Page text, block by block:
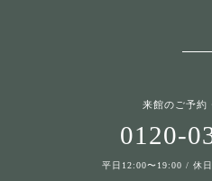
来館のご予約
0120-
平日12:00〜19:00 / 休